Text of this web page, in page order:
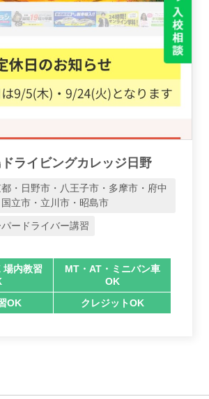
ライビングカレッジ日野
・日野市・八王子市・多摩市・府中
立市・立川市・昭島市
ードライバー講習
場内教習
MT・AT・ミニバン車
OK
OK
クレジットOK